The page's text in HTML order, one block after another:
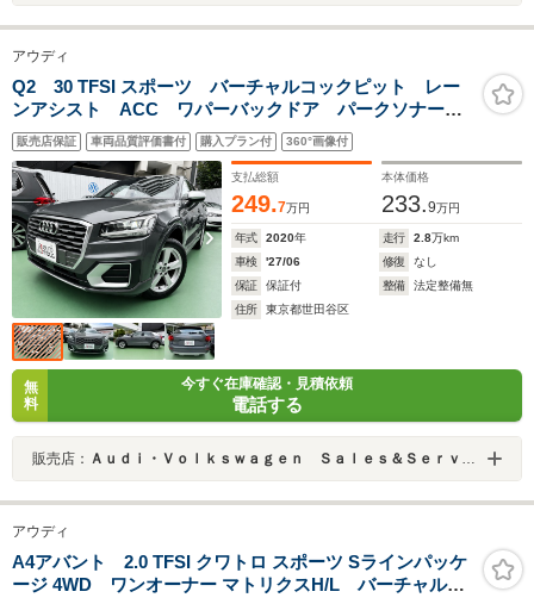
アウディ
Q2 30 TFSI スポーツ バーチャルコックピット レー
ンアシスト ACC ワパーバックドア パークソナー
バックカメラ シートヒーター スマートキー 記録
簿 スペアキー
販売店保証 車両品質評価書付 購入プラン付 360°画像付
支払総額
249.7万円
本体価格
233.9万円
年式 2020年 走行 2.8万km
車検
'27/06 修復
なし
保証
保証付 整備
法定整備無
住所
東京都世田谷区
無
料
今すぐ在庫確認・見積依頼
電話する
販売店： Ａｕｄｉ・Ｖｏｌｋｓｗａｇｅｎ Ｓａｌｅｓ＆Ｓｅｒｖｉｃｅ 株式会社ユーロマチック
アウディ
A4アバント 2.0 TFSI クワトロ スポーツ Sラインパッケ
ージ 4WD ワンオーナー マトリクスH/L バーチャルコ